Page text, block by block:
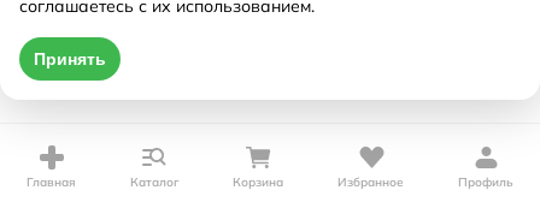
Главная Каталог Корзина Избранное Профиль
соглашаетесь с их использованием.
Принять